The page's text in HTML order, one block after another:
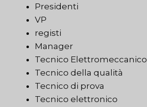
Presidenti
VP
registi
Manager
Tecnico Elettromeccanico
Tecnico della qualità
Tecnico di prova
Tecnico elettronico